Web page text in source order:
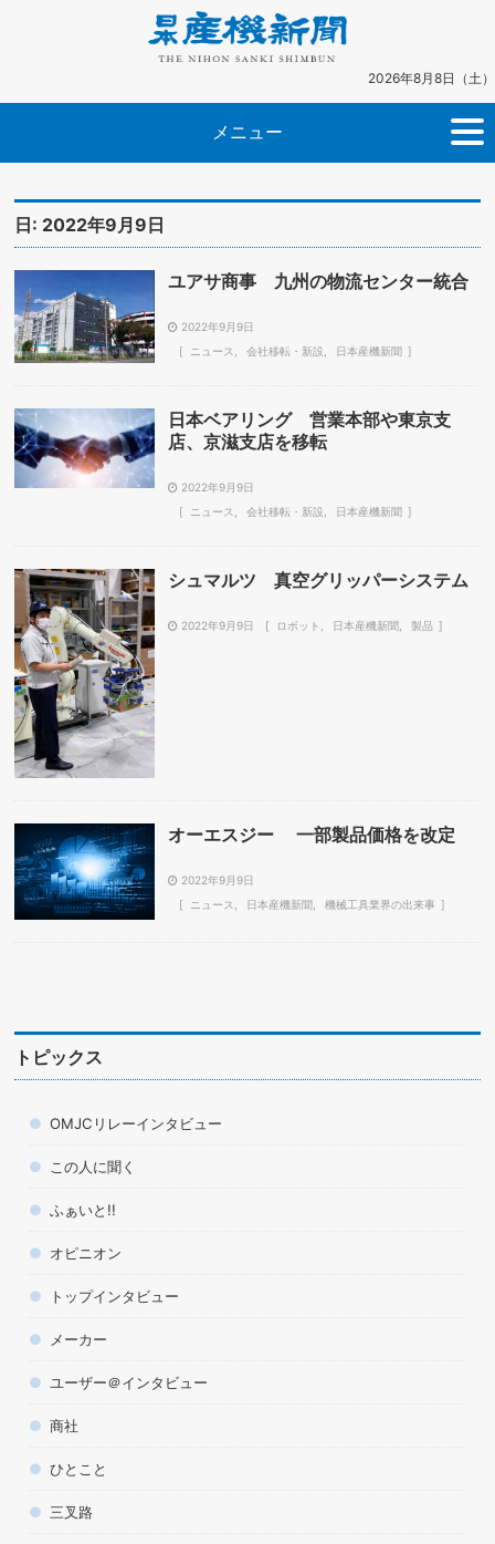
2026年8月8日（土）
メニュー
日: 2022年9月9日
ユアサ商事 九州の物流センター統合
2022年9月9日
ニュース
会社移転・新設 日本産機新聞
日本ベアリング 営業本部や東京支
店、京滋支店を移転
2022年9月9日
ニュース
会社移転・新設 日本産機新聞
シュマルツ 真空グリッパーシステム
2022年9月9日 ロボット 日本産機新聞 製品
オーエスジー 一部製品価格を改定
2022年9月9日
ニュース
日本産機新聞 機械工具業界の出来事
トピックス
OMJCリレーインタビュー
この人に聞く
ふぁいと!!
オピニオン
トップインタビュー
メーカー
ユーザー＠インタビュー
商社
ひとこと
三叉路